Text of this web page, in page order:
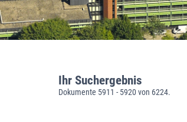
Ihr Suchergebnis
Dokumente 5911 - 5920 von 6224.